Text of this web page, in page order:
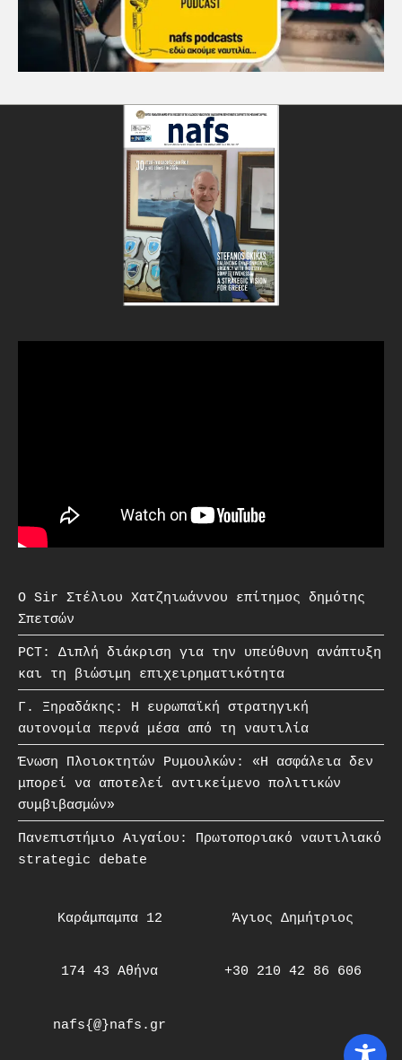
O Sir Στέλιου Χατζηιωάννου επίτημος δημότης
Σπετσών
PCT: Διπλή διάκριση για την υπεύθυνη ανάπτυξη
και τη βιώσιμη επιχειρηματικότητα
Γ. Ξηραδάκης: Η ευρωπαϊκή στρατηγική
αυτονομία περνά μέσα από τη ναυτιλία
Ένωση Πλοιοκτητών Ρυμουλκών: «Η ασφάλεια δεν
μπορεί να αποτελεί αντικείμενο πολιτικών
συμβιβασμών»
Πανεπιστήμιο Αιγαίου: Πρωτοποριακό ναυτιλιακό
strategic debate
Καράμπαμπα 12 Άγιος Δημήτριος
174 43 Αθήνα +30 210 42 86 606
nafs{@}nafs.gr